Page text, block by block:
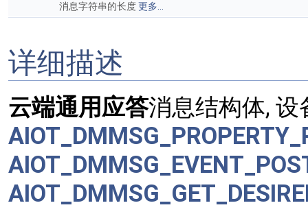
消息字符串的长度更多...
详细描述
云端通用应答消息结构体, 设